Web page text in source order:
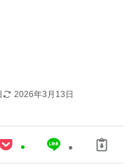
2026年3月13日